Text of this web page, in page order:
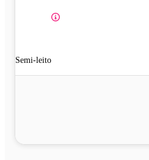
Semi-leito